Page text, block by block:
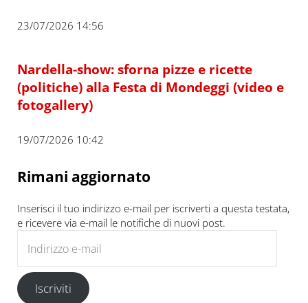
23/07/2026 14:56
Nardella-show: sforna pizze e ricette
(politiche) alla Festa di Mondeggi (video e
fotogallery)
19/07/2026 10:42
Rimani aggiornato
Inserisci il tuo indirizzo e-mail per iscriverti a questa testata,
e ricevere via e-mail le notifiche di nuovi post.
Iscriviti